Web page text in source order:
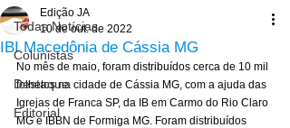
Todas Notícias
Colunistas
Destaque
Editorial
IBI Macedônia de Cássia MG
Edição JA
10 de out. de 2022
No mês de maio, foram distribuídos cerca de 10 mil
folhetos na cidade de Cássia MG, com a ajuda das
Igrejas de Franca SP, da IB em Carmo do Rio Claro
MG e IBBN de Formiga MG. Foram distribuídos